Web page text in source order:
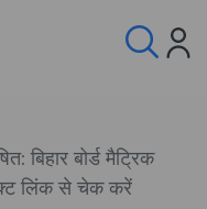
बिहार बोर्ड मैट्रिक
लिंक से चेक करें